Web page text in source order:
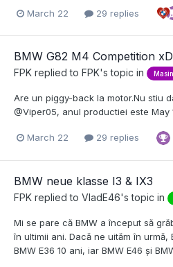
March 22 29 replies
BMW G82 M4 Competition
FPK replied to FPK's topic in
Are un piggy-back la motor.Nu stiu
@Viper05, anul productiei este May
March 22 29 replies
BMW neue klasse I3 & IX3
FPK replied to VladE46's topic in
Mi se pare că BMW a început să
în ultimii ani. Dacă ne uităm în urmă,
BMW E36 10 ani, iar BMW E46 și